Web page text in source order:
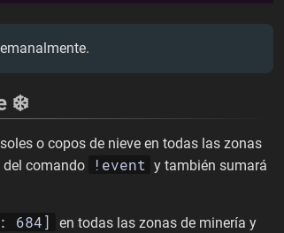
❄️
o copos de nieve en todas las zonas
del comando !event y también sumará
684]
en todas las zonas de minería y